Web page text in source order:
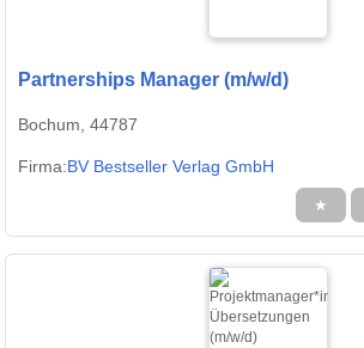
Partnerships Manager (m/w/d)
Bochum, 44787
Firma:BV Bestseller Verlag GmbH
★